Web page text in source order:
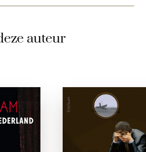
auteur
van
e-boek
De
paperback